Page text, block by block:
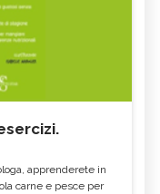
apprenderete in
carne e pesce per